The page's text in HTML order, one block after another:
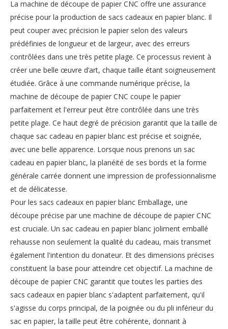
La machine de découpe de papier CNC offre une assurance
précise pour la production de sacs cadeaux en papier blanc. Il
peut couper avec précision le papier selon des valeurs
prédéfinies de longueur et de largeur, avec des erreurs
contrôlées dans une très petite plage. Ce processus revient à
créer une belle œuvre d’art, chaque taille étant soigneusement
étudiée. Grâce à une commande numérique précise, la
machine de découpe de papier CNC coupe le papier
parfaitement et l'erreur peut être contrôlée dans une très
petite plage. Ce haut degré de précision garantit que la taille de
chaque sac cadeau en papier blanc est précise et soignée,
avec une belle apparence. Lorsque nous prenons un sac
cadeau en papier blanc, la planéité de ses bords et la forme
générale carrée donnent une impression de professionnalisme
et de délicatesse.
Pour les sacs cadeaux en papier blanc Emballage, une
découpe précise par une machine de découpe de papier CNC
est cruciale. Un sac cadeau en papier blanc joliment emballé
rehausse non seulement la qualité du cadeau, mais transmet
également l'intention du donateur. Et des dimensions précises
constituent la base pour atteindre cet objectif. La machine de
découpe de papier CNC garantit que toutes les parties des
sacs cadeaux en papier blanc s'adaptent parfaitement, qu'il
s'agisse du corps principal, de la poignée ou du pli inférieur du
sac en papier, la taille peut être cohérente, donnant à